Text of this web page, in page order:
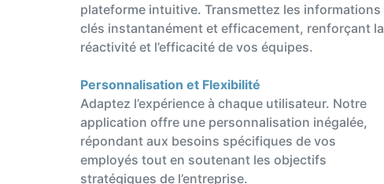
plateforme intuitive. Transmettez les informations
clés instantanément et efficacement, renforçant la
réactivité et l’efficacité de vos équipes.
Personnalisation et Flexibilité
Adaptez l’expérience à chaque utilisateur. Notre
application offre une personnalisation inégalée,
répondant aux besoins spécifiques de vos
employés tout en soutenant les objectifs
stratégiques de l’entreprise.